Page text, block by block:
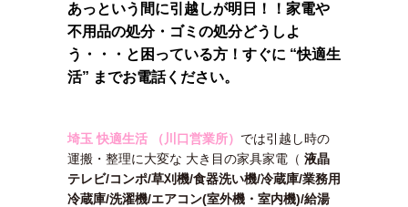
あっという間に引越しが明日！！家電や
不用品の処分・ゴミの処分どうしよ
う・・・と困っている方！すぐに “快適生
活” までお電話ください。
埼玉 快適生活 （川口営業所） では引越し時の
運搬・整理に大変な 大き目の家具家電（ 液晶
テレビ/コンポ/草刈機/食器洗い機/冷蔵庫/業務用
冷蔵庫/洗濯機/エアコン(室外機・室内機)/給湯